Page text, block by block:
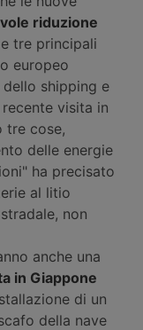
riduzione
tre principali
europeo
shipping e
visita in
tre cose,
delle energie
ha precisato
al litio
non
anche una
in Giappone
di un
della nave